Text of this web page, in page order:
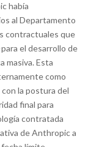
había
al Departamento
contractuales que
el desarrollo de
masiva. Esta
como
la postura del
final para
contratada
de Anthropic a